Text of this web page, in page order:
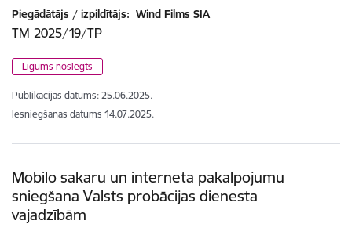
Piegādātājs / izpildītājs: Wind Films SIA
TM 2025/19/TP
Līgums noslēgts
Publikācijas datums: 25.06.2025.
Iesniegšanas datums 14.07.2025.
Mobilo sakaru un interneta pakalpojumu
sniegšana Valsts probācijas dienesta
vajadzībām